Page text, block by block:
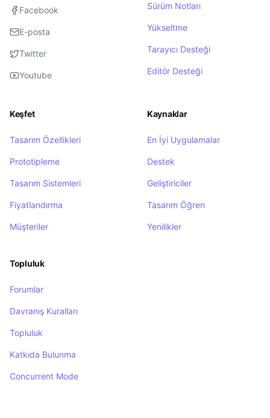
Facebook
E-posta
Twitter
Youtube
Sürüm Notları
Yükseltme
Tarayıcı Desteği
Editör Desteği
Keşfet
Tasarım Özellikleri
Prototipleme
Tasarım Sistemleri
Fiyatlandırma
Müşteriler
Kaynaklar
En İyi Uygulamalar
Destek
Geliştiriciler
Tasarım Öğren
Yenilikler
Topluluk
Forumlar
Davranış Kuralları
Topluluk
Katkıda Bulunma
Concurrent Mode